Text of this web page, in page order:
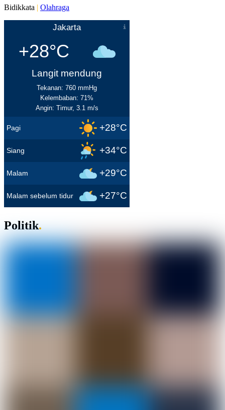
Bidikkata | Olahraga
Jakarta
+28°C
Langit mendung
Tekanan: 760 mmHg
Kelembaban: 71%
Angin: Timur, 3.1 m/s
Pagi +28°C
Siang +34°C
Malam +29°C
Malam sebelum tidur +27°C
Politik.